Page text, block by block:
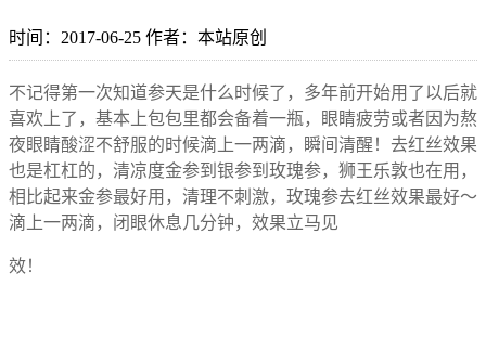
时间：2017-06-25 作者：本站原创
不记得第一次知道参天是什么时候了，多年前开始用了以后就
喜欢上了，基本上包包里都会备着一瓶，眼睛疲劳或者因为熬
夜眼睛酸涩不舒服的时候滴上一两滴，瞬间清醒！去红丝效果
也是杠杠的，清凉度金参到银参到玫瑰参，狮王乐敦也在用，
相比起来金参最好用，清理不刺激，玫瑰参去红丝效果最好～
滴上一两滴，闭眼休息几分钟，效果立马见
效！